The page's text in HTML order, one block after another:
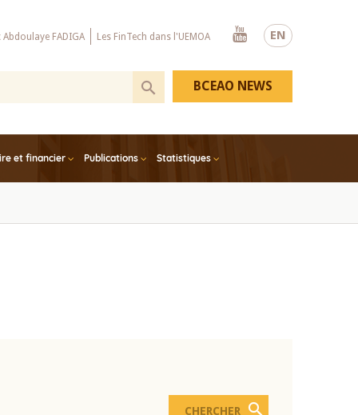
EN
Abdoulaye FADIGA Les FinTech dans l'UEMOA
Youtube
et financier Publications Statistiques
BCEAO NEWS